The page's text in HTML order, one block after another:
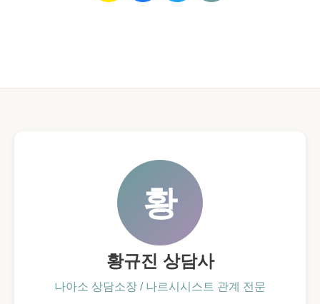
황
황규진 상담사
나아소 상담소장 / 나르시시스트 관계 전문